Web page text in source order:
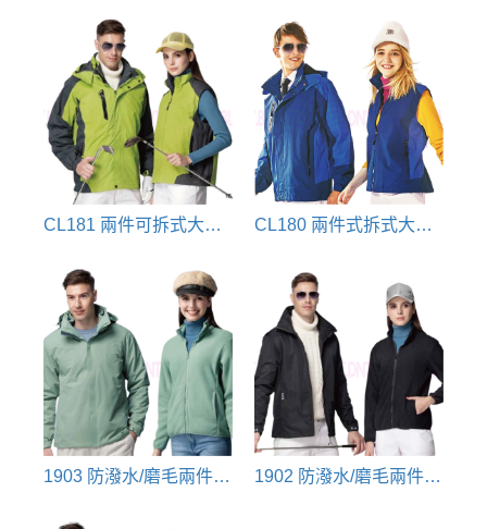
CL181 兩件可拆式大衣(綠) CL180 兩件式拆式大衣(藍)
1903 防潑水/磨毛兩件式大衣(復古綠) 1902 防潑水/磨毛兩件式大衣(黑)